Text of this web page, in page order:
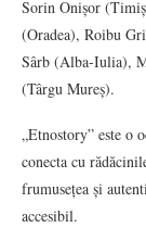
Sorin Onișor
(Oradea), Roibu
Sârb (Alba-Iulia),
(Târgu Mureș).
„Etnostory” este o
conecta cu
frumusețea și
accesibil.